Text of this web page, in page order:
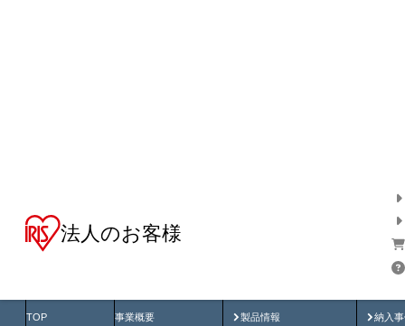
法人のお客様
TOP 事業概要 製品情報
製品動画 納入
納